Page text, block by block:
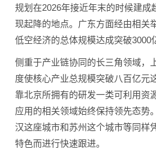
规划在2026年接近年末的时候建成
现起降的地点。广东方面经由相关
低空经济的总体规模达成突破3000
侧重于产业链协同的长三角领域，
度使核心产业总规模突破八百亿元
靠北京所拥有的研发一类可利用资
应用的相关领域始终保持领先态势
汉这座城市和苏州这个城市等同样
特色而进行快速跟进。